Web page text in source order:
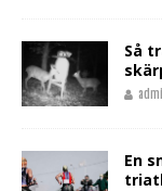
Så
En